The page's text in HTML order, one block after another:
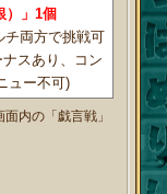
）」1個
チ両方で挑戦可
スあり、コン
ュー不可)
内の「戯言戦」